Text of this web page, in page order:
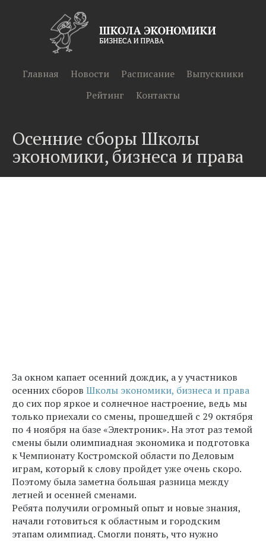
Главная Новости Расписание
Выпускники
Рейтинг
Контакты
Осенние сборы Школы
экономики, бизнеса и права
За окном капает осенний дождик, а у участников
осенних сборов Школы экономики, бизнеса и права
до сих пор яркое и солнечное настроение, ведь мы
только приехали со смены, прошедшей с 29 октября
по 4 ноября на базе «Электроник». На этот раз темой
смены были олимпиадная экономика и подготовка
к Чемпионату Костромской области по Деловым
играм, который к слову пройдет уже очень скоро.
Поэтому была заметна большая разница между
летней и осенней сменами.
Ребята получили огромный опыт и новые знания,
начали готовиться к областным и городским
этапам олимпиад. Смогли понять, что нужно